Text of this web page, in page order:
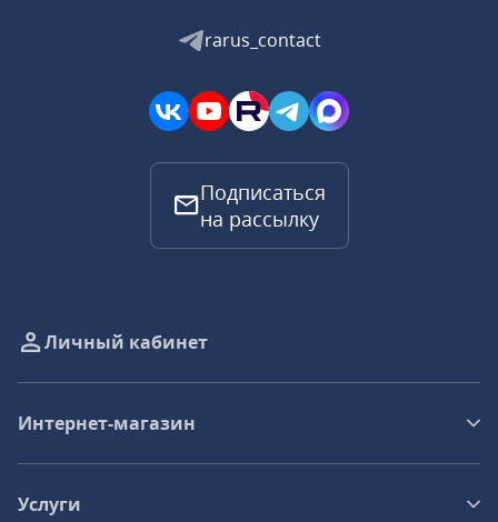
rarus_contact
Подписаться
на рассылку
Личный кабинет
Интернет-магазин
Услуги